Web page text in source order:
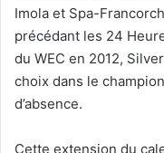
Imola et Spa-
précédant les 24
du WEC en 2012,
choix dans le
d’absence.
Cette extension du